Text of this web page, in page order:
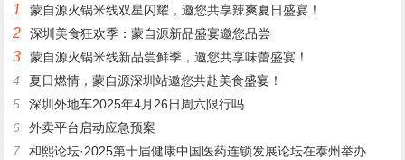
1 蒙自源火锅米线双星闪耀，邀您共享辣爽夏日盛宴！
2 深圳美食狂欢季：蒙自源新品盛宴邀您品尝
3
蒙自源火锅米线新品尝鲜季，邀您共享味蕾盛宴！
4
夏日燃情，蒙自源深圳站邀您共赴美食盛宴！
5
深圳外地车2025年4月26日周六限行吗
6
外卖平台启动应急预案
7
和熙论坛·2025第十届健康中国医药连锁发展论坛在泰州举办